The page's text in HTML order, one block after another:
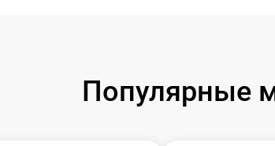
Популярные